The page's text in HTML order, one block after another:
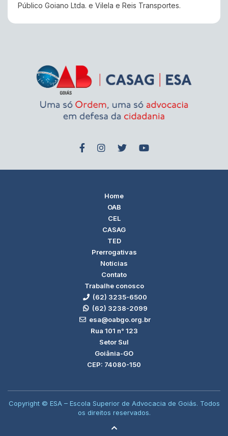
Público Goiano Ltda. e Vilela e Reis Transportes.
Home
OAB
CEL
CASAG
TED
Prerrogativas
Notícias
Contato
Trabalhe conosco
(62) 3235-6500
(62) 3238-2099
esa@oabgo.org.br
Rua 101 n° 123
Setor Sul
Goiânia-GO
CEP: 74080-150
Copyright © ESA – Escola Superior de Advocacia de Goiás. Todos
os direitos reservados.